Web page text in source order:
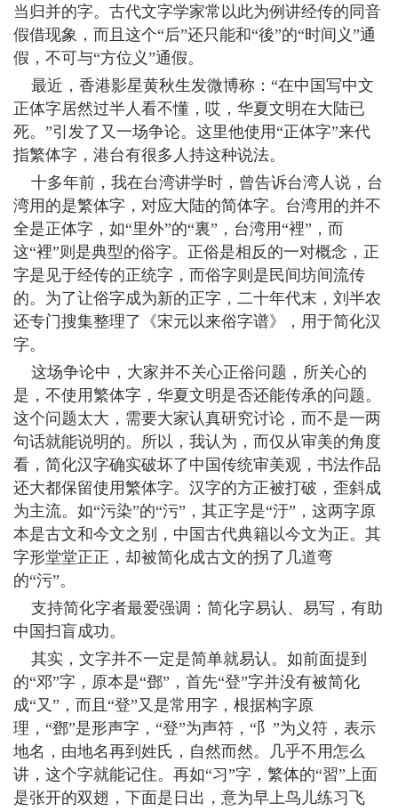
当归并的字。古代文字学家常以此为例讲经传的同音
假借现象，而且这个“后”还只能和“後”的“时间义”通
假，不可与“方位义”通假。
最近，香港影星黄秋生发微博称：“在中国写中文
正体字居然过半人看不懂，哎，华夏文明在大陆已
死。”引发了又一场争论。这里他使用“正体字”来代
指繁体字，港台有很多人持这种说法。
十多年前，我在台湾讲学时，曾告诉台湾人说，台
湾用的是繁体字，对应大陆的简体字。台湾用的并不
全是正体字，如“里外”的“裏”，台湾用“裡”，而
这“裡”则是典型的俗字。正俗是相反的一对概念，正
字是见于经传的正统字，而俗字则是民间坊间流传
的。为了让俗字成为新的正字，二十年代末，刘半农
还专门搜集整理了《宋元以来俗字谱》，用于简化汉
字。
这场争论中，大家并不关心正俗问题，所关心的
是，不使用繁体字，华夏文明是否还能传承的问题。
这个问题太大，需要大家认真研究讨论，而不是一两
句话就能说明的。所以，我认为，而仅从审美的角度
看，简化汉字确实破坏了中国传统审美观，书法作品
还大都保留使用繁体字。汉字的方正被打破，歪斜成
为主流。如“污染”的“污”，其正字是“汙”，这两字原
本是古文和今文之别，中国古代典籍以今文为正。其
字形堂堂正正，却被简化成古文的拐了几道弯
的“污”。
支持简化字者最爱强调：简化字易认、易写，有助
中国扫盲成功。
其实，文字并不一定是简单就易认。如前面提到
的“邓”字，原本是“鄧”，首先“登”字并没有被简化
成“又”，而且“登”又是常用字，根据构字原
理，“鄧”是形声字，“登”为声符，“阝”为义符，表示
地名，由地名再到姓氏，自然而然。几乎不用怎么
讲，这个字就能记住。再如“习”字，繁体的“習”上面
是张开的双翅，下面是日出，意为早上鸟儿练习飞